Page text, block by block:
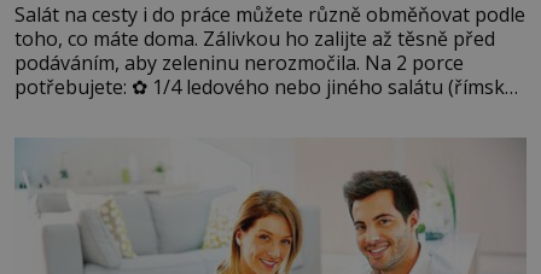
Salát na cesty i do práce můžete různě obměňovat podle
toho, co máte doma. Zálivkou ho zalijte až těsně před
podáváním, aby zeleninu nerozmočila. Na 2 porce
potřebujete: ✿ 1/4 ledového nebo jiného salátu (římský
okurky ✿ 2 rajčata Zálivka: ✿ 4 lžíce olivového oleje ✿ 1
lžíci citronové šťávy ✿ ½ stroužku